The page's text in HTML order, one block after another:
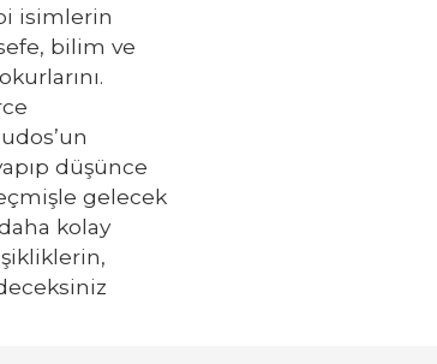
isimlerin
bilim ve
düşünce
gelecek
kolay